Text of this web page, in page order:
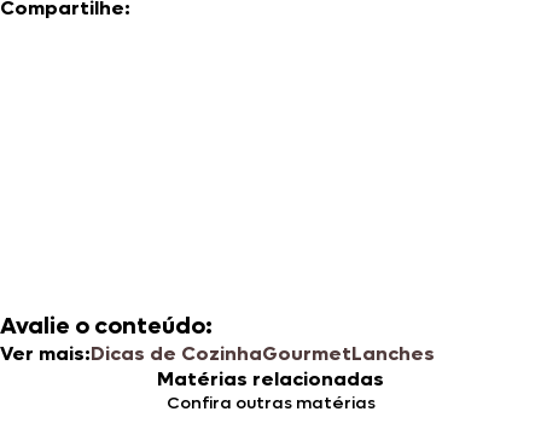
Compartilhe:
Avalie o conteúdo:
Ver mais:Dicas de CozinhaGourmetLanches
Matérias relacionadas
Confira outras matérias